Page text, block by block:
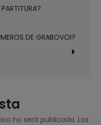
DE GRABOVOI?
no será publicada. Los